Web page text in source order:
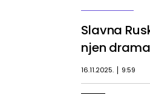
Slavna
njen
16.11.2025. 9:59